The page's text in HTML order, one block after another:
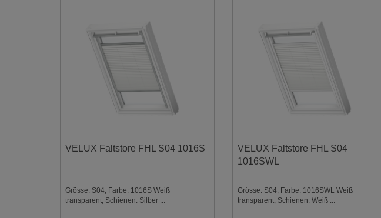
VELUX Faltstore FHL S04 1016S
Grösse: S04, Farbe: 1016S Weiß
transparent, Schienen: Silber ...
VELUX Faltstore FHL S04
1016SWL
Grösse: S04, Farbe: 1016SWL Weiß
transparent, Schienen: Weiß ...